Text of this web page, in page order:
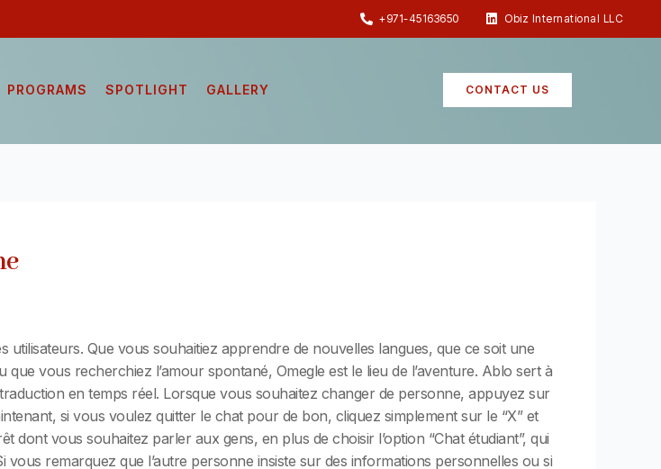
+971-45163650 Obiz International LLC
PROGRAMS SPOTLIGHT GALLERY CONTACT US
Que vous souhaitiez apprendre de nouvelles langues, que ce soit une
vous recherchiez l’amour spontané, Omegle est le lieu de l’aventure. Ablo sert à
en temps réel. Lorsque vous souhaitez changer de personne, appuyez sur
si vous voulez quitter le chat pour de bon, cliquez simplement sur le “X” et
vous souhaitez parler aux gens, en plus de choisir l’option “Chat étudiant”, qui
vous remarquez que l’autre personne insiste sur des informations personnelles ou si